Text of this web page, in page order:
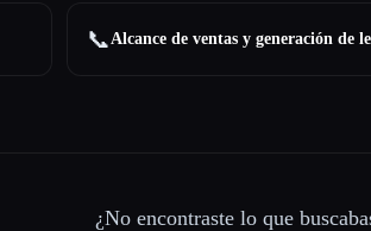
📞Alcance de ventas y generación de
¿No encontraste lo que